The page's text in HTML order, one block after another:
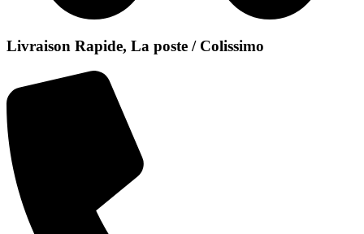
Livraison Rapide, La poste / Colissimo